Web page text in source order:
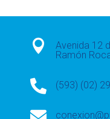

Avenida 12
Ramón
 (593) (02)